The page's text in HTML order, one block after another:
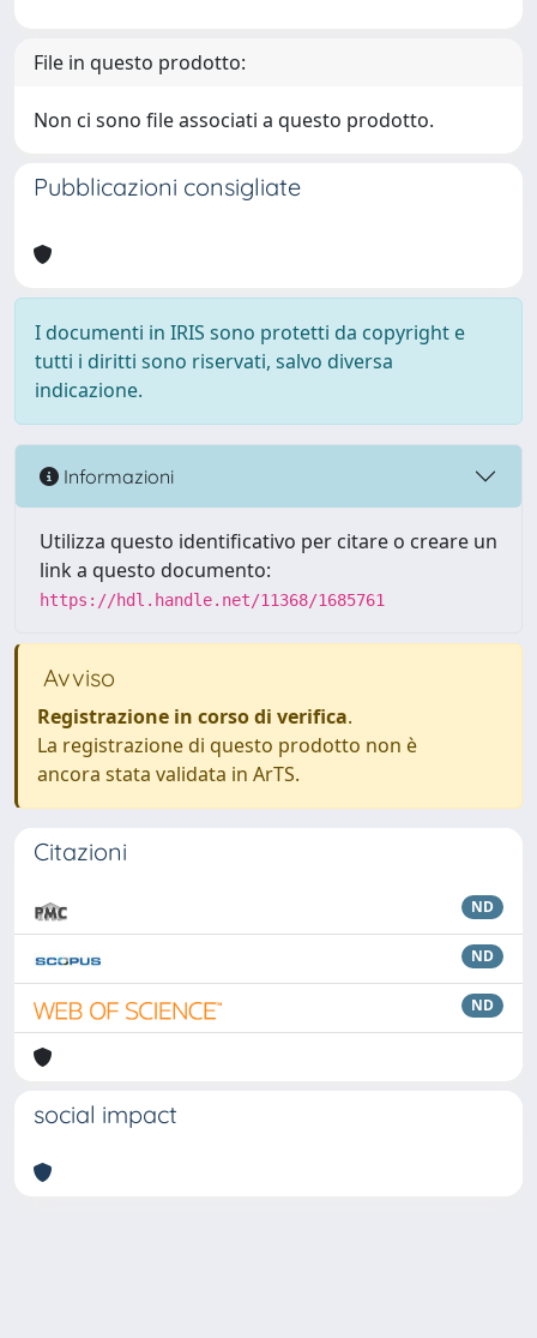
File in questo prodotto:
Non ci sono file associati a questo prodotto.
Pubblicazioni consigliate
I documenti in IRIS sono protetti da copyright e
tutti i diritti sono riservati, salvo diversa
indicazione.
Informazioni
Utilizza questo identificativo per citare o creare un
link a questo documento:
https://hdl.handle.net/11368/1685761
Avviso
Registrazione in corso di verifica.
La registrazione di questo prodotto non è
ancora stata validata in ArTS.
Citazioni
ND
ND
ND
social impact